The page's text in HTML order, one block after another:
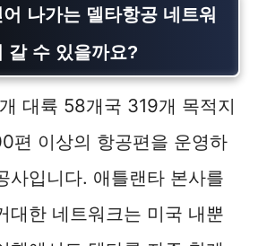
나가는 델타항공 네트워
갈 수 있을까요?
대륙 58개국 319개 목적지
편 이상의 항공편을 운영하
사입니다. 애틀랜타 본사를
대한 네트워크는 미국 내뿐